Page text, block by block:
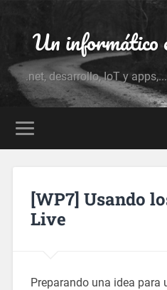
Un informático
.net, desarrollo, IoT y
[WP7] Usando
Live
Preparando una idea para